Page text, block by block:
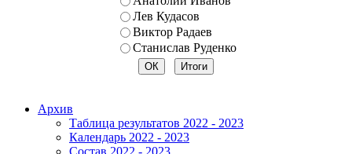
Лев Кудасов
Виктор Радаев
Станислав Руденко
Архив
Таблица результатов 2022 - 2023
Календарь 2022 - 2023